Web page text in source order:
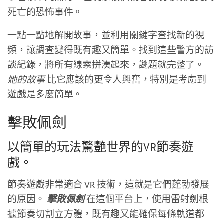
死亡的恐怖事件。
一點一點地解開故事，並利用關鍵字查找新的視
頻，讓調查變得既有趣又簡單。找到這些警方的訪
談紀錄，將所有線索拼湊起來，謎題就完整了。
她的故事比它應該的更令人興奮，特別是考慮到
遊戲是多麼簡單。
擊敗佩劍
以簡單的玩法驚艷世界的VR節奏遊
戲。
節奏遊戲非常適合 VR 技術，這就是它們蓬勃發展
的原因。 擊敗佩劍在這個平台上，使用雷射劍根
據節奏切割立方體，既有趣又能確保每條軌道都